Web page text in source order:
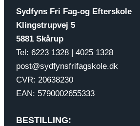
Sydfyns Fri Fag-og Efterskole
Klingstrupvej 5
5881 Skårup
Tel: 6223 1328 | 4025 1328
post@sydfynsfrifagskole.dk
CVR: 20638230
EAN: 5790002655333
BESTILLING: